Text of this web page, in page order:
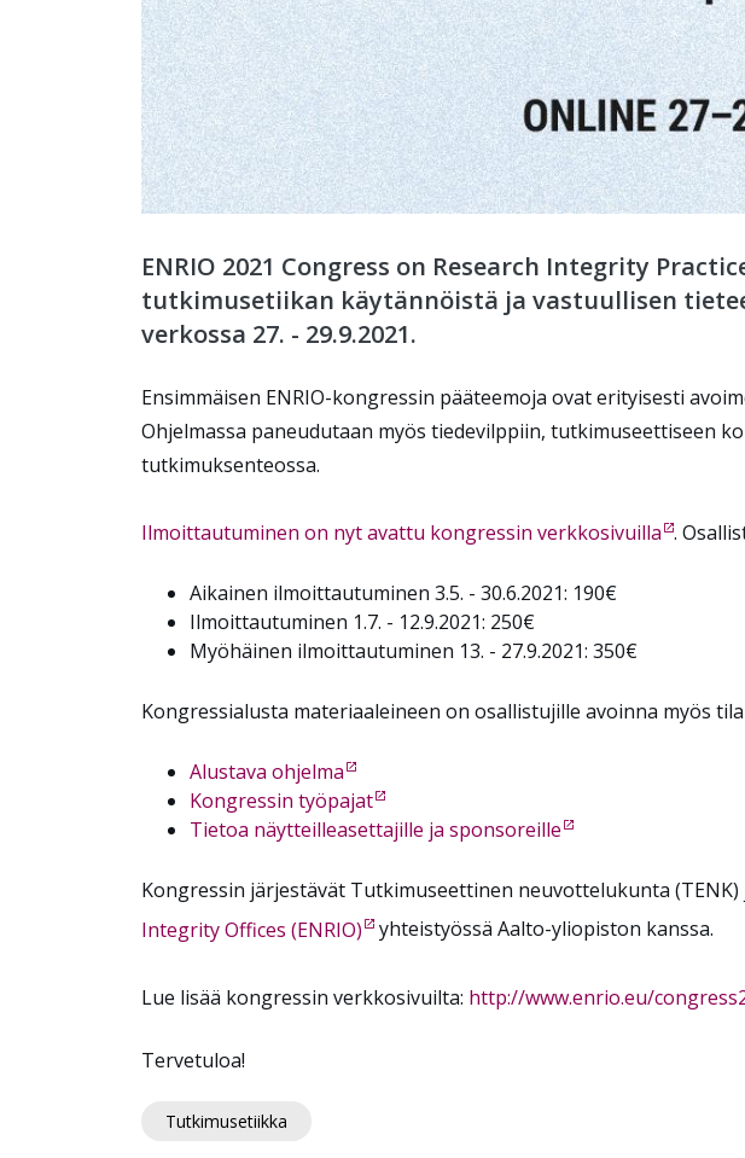
ENRIO 2021 Congress on Research Integrity
tutkimusetiikan käytännöistä ja vastuullisen
verkossa 27. - 29.9.2021.
Ensimmäisen ENRIO-kongressin pääteemoja ovat erityisesti
Ohjelmassa paneudutaan myös tiedevilppiin, tutkimuseettiseen
tutkimuksenteossa.
Ilmoittautuminen on nyt avattu kongressin verkkosivuilla .
Aikainen ilmoittautuminen 3.5. - 30.6.2021: 190€
Ilmoittautuminen 1.7. - 12.9.2021: 250€
Myöhäinen ilmoittautuminen 13. - 27.9.2021: 350€
Kongressialusta materiaaleineen on osallistujille avoinna myös
Alustava ohjelma
Kongressin työpajat
Tietoa näytteilleasettajille ja sponsoreille
Kongressin järjestävät Tutkimuseettinen neuvottelukunta
Integrity Offices (ENRIO)
yhteistyössä Aalto-yliopiston kanssa.
Lue lisää kongressin verkkosivuilta: http://www.enrio.eu/
Tervetuloa!
Tutkimusetiikka